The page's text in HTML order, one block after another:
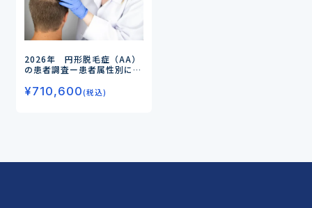
2026年 円形脱毛症（AA）
の患者調査ー患者属性別にみ
メットニーズ、経口JAK阻害
薬の使用実態・評価を調査ー
¥710,600(税込)